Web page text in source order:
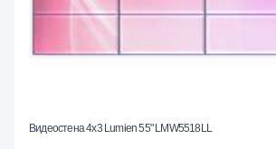
Видеостена 4x3 Lumien 55" LMW5518LL